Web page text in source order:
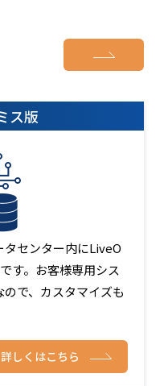
ス版
センター内にLiveO
す。お客様専用シス
で、カスタマイズも
詳しくはこちら